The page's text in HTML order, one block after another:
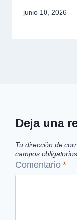
junio 10, 2026
Deja una
Tu dirección de
campos
Comentario *